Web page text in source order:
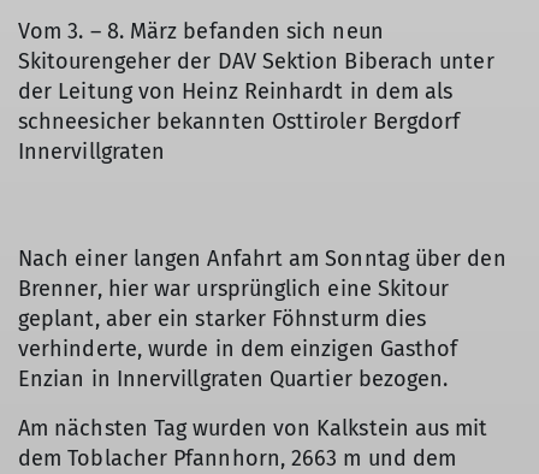
Vom 3. – 8. März befanden sich neun
Skitourengeher der DAV Sektion Biberach unter
der Leitung von Heinz Reinhardt in dem als
schneesicher bekannten Osttiroler Bergdorf
Innervillgraten
Nach einer langen Anfahrt am Sonntag über den
Brenner, hier war ursprünglich eine Skitour
geplant, aber ein starker Föhnsturm dies
verhinderte, wurde in dem einzigen Gasthof
Enzian in Innervillgraten Quartier bezogen.
Am nächsten Tag wurden von Kalkstein aus mit
dem Toblacher Pfannhorn, 2663 m und dem